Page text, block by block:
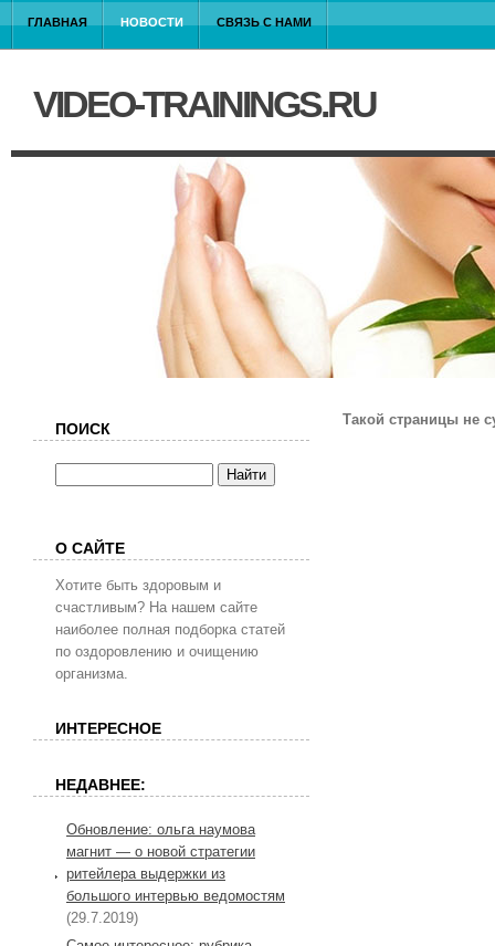
ГЛАВНАЯ НОВОСТИ СВЯЗЬ С НАМИ
VIDEO-TRAININGS.RU
Такой страницы не
ПОИСК
О САЙТЕ
Хотите быть здоровым и
счастливым? На нашем сайте
наиболее полная подборка статей
по оздоровлению и очищению
организма.
ИНТЕРЕСНОЕ
НЕДАВНЕЕ:
Обновление: ольга наумова
магнит — о новой стратегии
ритейлера выдержки из
большого интервью ведомостям
(29.7.2019)